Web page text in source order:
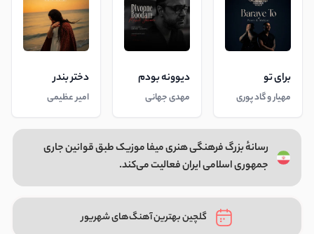
برای تو
مهیار و گاد پوری
دیوونه بودم
مهدی جهانی
دختر بندر
امیر عظیمی
رسانهٔ بزرگ فرهنگی هنری میفا موزیک طبق قوانین جاری
جمهوری اسلامی ایران فعالیت می‌کند.
گلچین بهترین آهنگ‌های شهریور